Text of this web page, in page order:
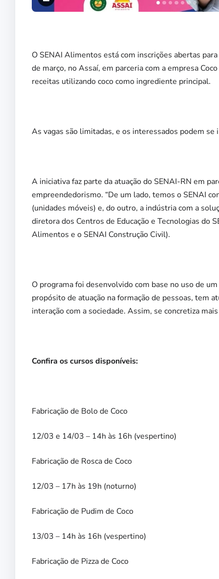
O SENAI Alimentos está com inscrições abertas
de março, no Assaí, em parceria com a empresa
receitas utilizando coco como ingrediente principal.
As vagas são limitadas, e os interessados podem
A iniciativa faz parte da atuação do SENAI-RN em
empreendedorismo. “De um lado, temos o SENAI
(unidades móveis) e, do outro, a indústria com a
diretora dos Centros de Educação e Tecnologias do
Alimentos e o SENAI Construção Civil).
O programa foi desenvolvido com base no uso de
propósito de atuação na formação de pessoas, tem
interação com a sociedade. Assim, se concretiza
Confira os cursos disponíveis:
Fabricação de Bolo de Coco
12/03 e 14/03 – 14h às 16h (vespertino)
Fabricação de Rosca de Coco
12/03 – 17h às 19h (noturno)
Fabricação de Pudim de Coco
13/03 – 14h às 16h (vespertino)
Fabricação de Pizza de Coco